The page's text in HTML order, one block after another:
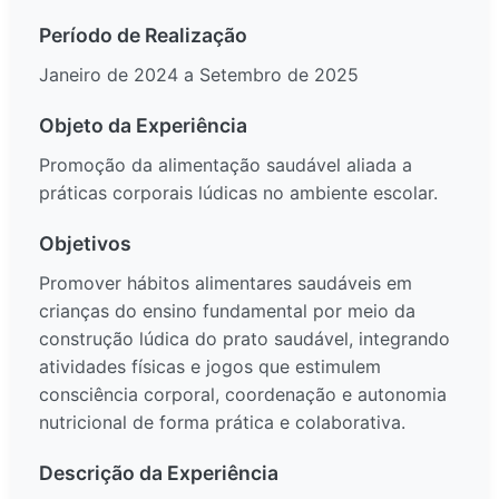
Período de Realização
Janeiro de 2024 a Setembro de 2025
Objeto da Experiência
Promoção da alimentação saudável aliada a
práticas corporais lúdicas no ambiente escolar.
Objetivos
Promover hábitos alimentares saudáveis em
crianças do ensino fundamental por meio da
construção lúdica do prato saudável, integrando
atividades físicas e jogos que estimulem
consciência corporal, coordenação e autonomia
nutricional de forma prática e colaborativa.
Descrição da Experiência